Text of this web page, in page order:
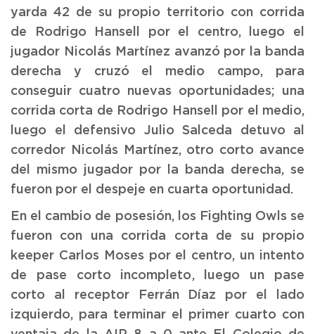
yarda 42 de su propio territorio con corrida
de Rodrigo Hansell por el centro, luego el
jugador Nicolás Martínez avanzó por la banda
derecha y cruzó el medio campo, para
conseguir cuatro nuevas oportunidades; una
corrida corta de Rodrigo Hansell por el medio,
luego el defensivo Julio Salceda detuvo al
corredor Nicolás Martínez, otro corto avance
del mismo jugador por la banda derecha, se
fueron por el despeje en cuarta oportunidad.
En el cambio de posesión, los Fighting Owls se
fueron con una corrida corta de su propio
keeper Carlos Moses por el centro, un intento
de pase corto incompleto, luego un pase
corto al receptor Ferrán Díaz por el lado
izquierdo, para terminar el primer cuarto con